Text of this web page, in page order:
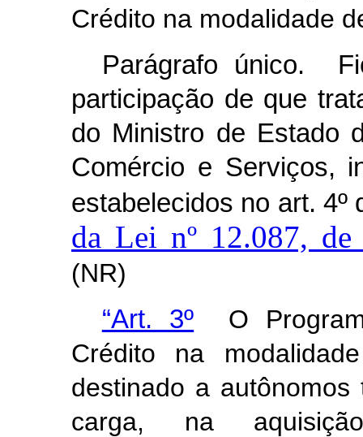
Crédito na modalidade
Parágrafo único.
participação de que
do Ministro de Estado
Comércio e Serviços,
estabelecidos no art.
da Lei nº 12.087,
(NR)
“Art. 3º O
Crédito na
destinado a
carga, na